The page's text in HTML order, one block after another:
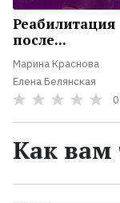
Реабилитация
после...
Марина Краснова
Елена Белянская
0
Как вам